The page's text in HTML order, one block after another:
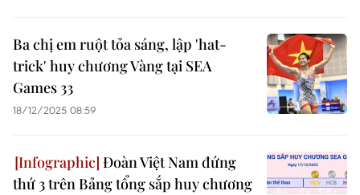
Ba chị em ruột tỏa sáng, lập 'hat-
trick' huy chương Vàng tại SEA
Games 33
18/12/2025 08:59
Đoàn Việt Nam đứng
thứ 3 trên Bảng tổng sắp huy chương